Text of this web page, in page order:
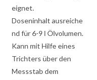
eignet.
Doseninhalt ausreiche
nd für 6-9 l Ölvolumen.
Kann mit Hilfe eines
Trichters über den
Messstab dem